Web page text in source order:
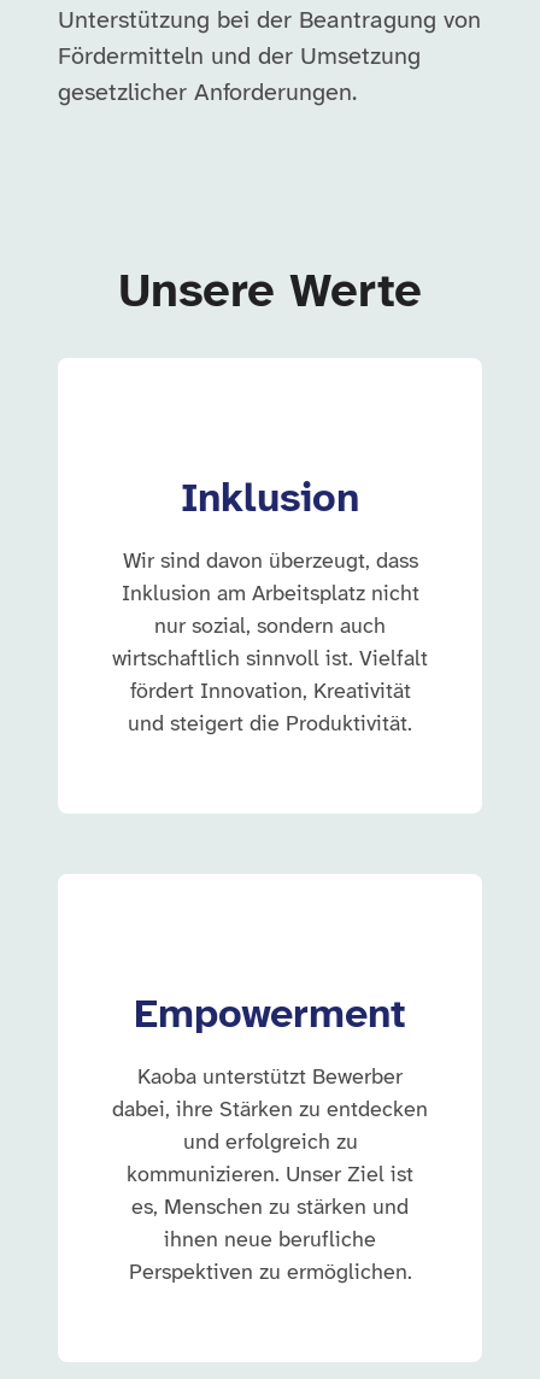
Unterstützung bei der Beantragung von
Fördermitteln und der Umsetzung
gesetzlicher Anforderungen.
Unsere Werte
Inklusion
Wir sind davon überzeugt, dass
Inklusion am Arbeitsplatz nicht
nur sozial, sondern auch
wirtschaftlich sinnvoll ist. Vielfalt
fördert Innovation, Kreativität
und steigert die Produktivität.
Empowerment
Kaoba unterstützt Bewerber
dabei, ihre Stärken zu entdecken
und erfolgreich zu
kommunizieren. Unser Ziel ist
es, Menschen zu stärken und
ihnen neue berufliche
Perspektiven zu ermöglichen.